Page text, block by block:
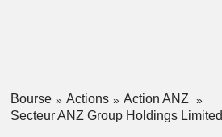
Bourse Actions
Action ANZ
Secteur ANZ Group Holdings Limited